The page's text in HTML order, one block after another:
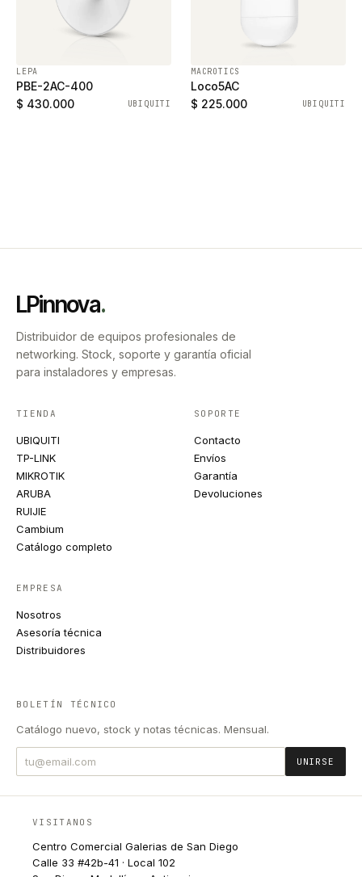
LEPA
PBE-2AC-400
$ 430.000
UBIQUITI
MACROTICS
Loco5AC
$ 225.000
UBIQUITI
LPinnova.
Distribuidor de equipos profesionales de
networking. Stock, soporte y garantía oficial
para instaladores y empresas.
TIENDA
UBIQUITI
TP-LINK
MIKROTIK
ARUBA
RUIJIE
Cambium
Catálogo completo
SOPORTE
Contacto
Envíos
Garantía
Devoluciones
EMPRESA
Nosotros
Asesoría técnica
Distribuidores
BOLETÍN TÉCNICO
Catálogo nuevo, stock y notas técnicas. Mensual.
UNIRSE
VISITANOS
Centro Comercial Galerias de San Diego
Calle 33 #42b-41 · Local 102